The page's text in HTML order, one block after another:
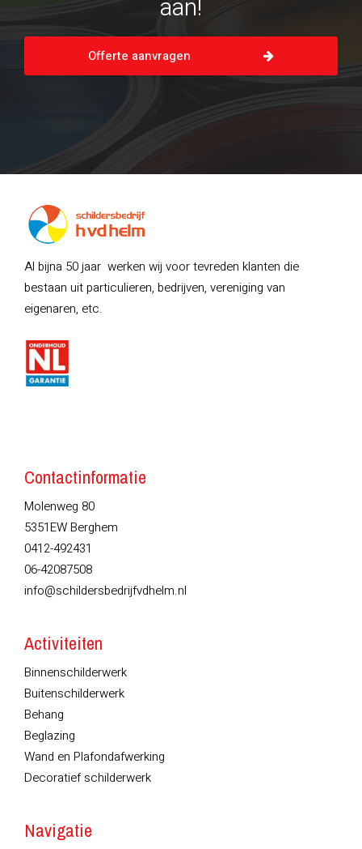
aan!
Offerte aanvragen
Al bijna 50 jaar werken wij voor tevreden klanten die
bestaan uit particulieren, bedrijven, vereniging van
eigenaren, etc.
Contactinformatie
Molenweg 80
5351EW Berghem
0412-492431
06-42087508
info@schildersbedrijfvdhelm.nl
Activiteiten
Binnenschilderwerk
Buitenschilderwerk
Behang
Beglazing
Wand en Plafondafwerking
Decoratief schilderwerk
Navigatie